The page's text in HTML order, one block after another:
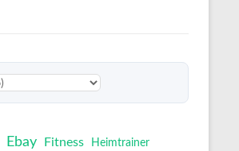
Ebay Fitness
Heimtrainer